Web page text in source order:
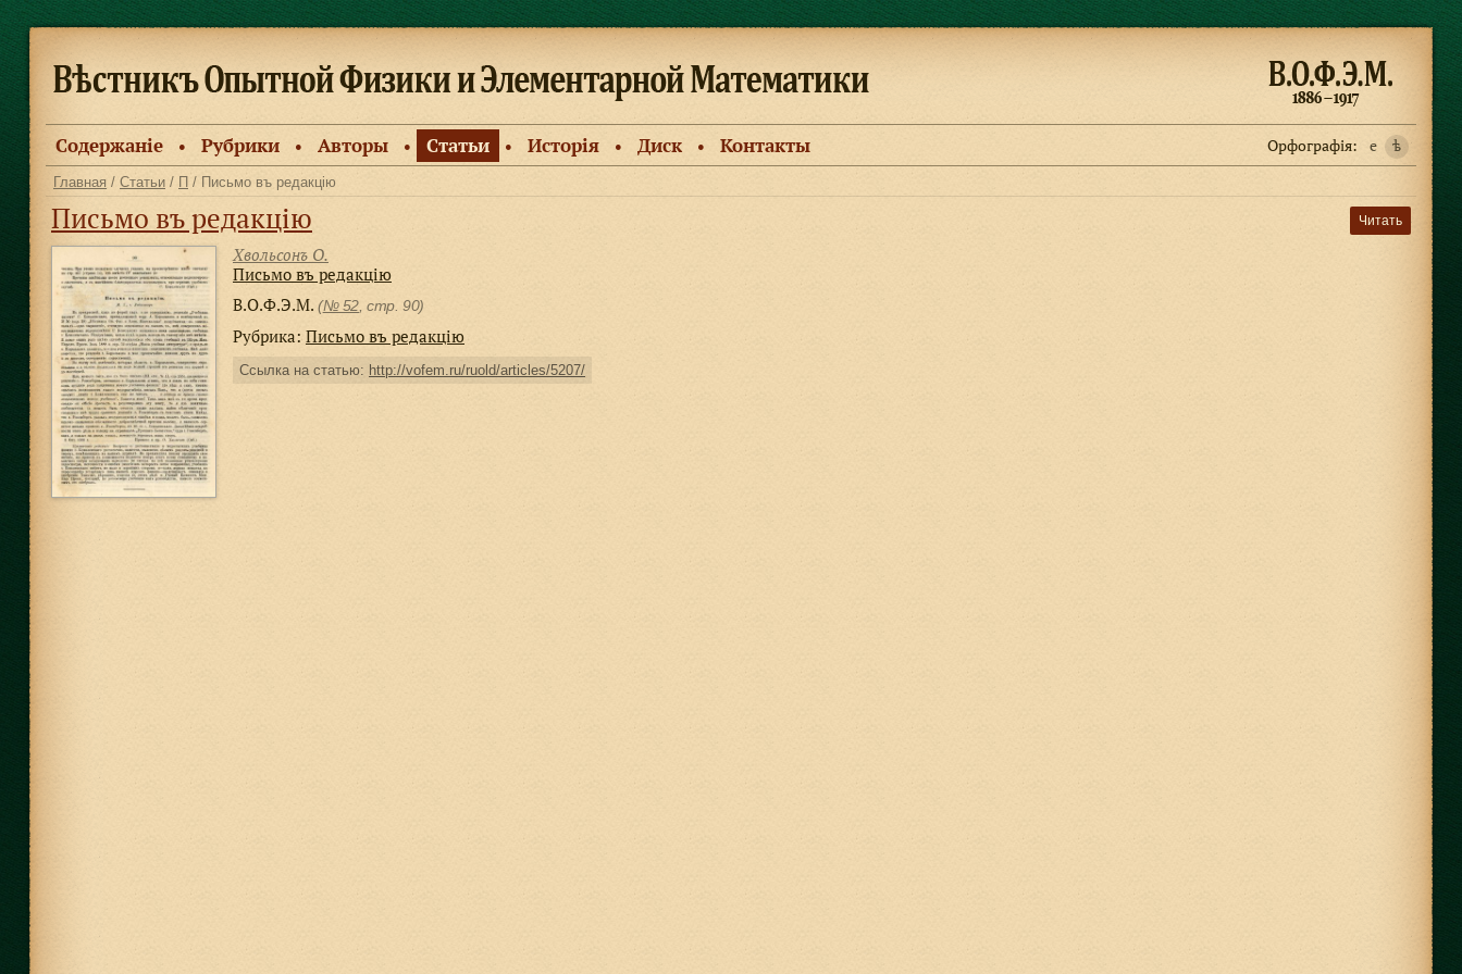
Содержанiе ● Рубрики ● Авторы ● Статьи ● Исторiя ● Диск ● Контакты Орфографiя: e ѣ
Главная / Статьи / П / Письмо въ редакцію
Читать
Письмо въ редакцію
Хвольсонъ О.
Письмо въ редакцію
В.О.Ф.Э.М. (№ 52 , стр. 90)
Рубрика: Письмо въ редакцiю
Ссылка на статью: http://vofem.ru/ruold/articles/5207/